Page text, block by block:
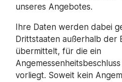
unseres Angebotes.
Ihre Daten werden dabei
Drittstaaten außerhalb der
übermittelt, für die ein
vorliegt. Soweit kein